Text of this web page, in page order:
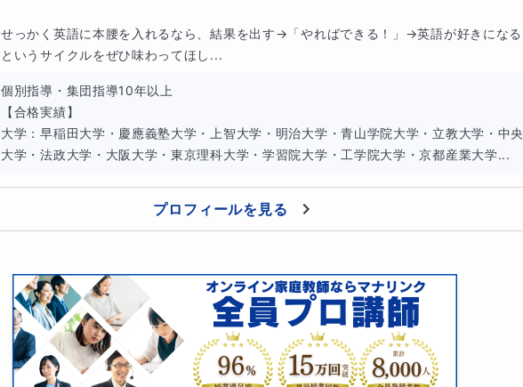
せっかく英語に本腰を入れるなら、結果を出す→「やればできる！」→英語が好きになる
というサイクルをぜひ味わってほし...
個別指導・集団指導10年以上
【合格実績】
大学：早稲田大学・慶應義塾大学・上智大学・明治大学・青山学院大学・立教大学・中央
大学・法政大学・大阪大学・東京理科大学・学習院大学・工学院大学・京都産業大学...
プロフィールを見る